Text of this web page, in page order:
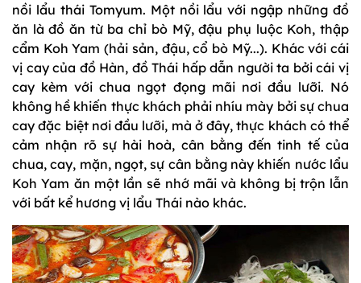
nồi lẩu thái Tomyum. Một nồi lẩu với ngập những đồ
ăn là đồ ăn từ ba chỉ bò Mỹ, đậu phụ luộc Koh, thập
cẩm Koh Yam (hải sản, đậu, cổ bò Mỹ...). Khác với cái
vị cay của đồ Hàn, đồ Thái hấp dẫn người ta bởi cái vị
cay kèm với chua ngọt đọng mãi nơi đầu lưỡi. Nó
không hề khiến thực khách phải nhíu mày bởi sự chua
cay đặc biệt nơi đầu lưỡi, mà ở đây, thực khách có thể
cảm nhận rõ sự hài hoà, cân bằng đến tinh tế của
chua, cay, mặn, ngọt, sự cân bằng này khiến nước lẩu
Koh Yam ăn một lần sẽ nhớ mãi và không bị trộn lẫn
với bất kể hương vị lẩu Thái nào khác.